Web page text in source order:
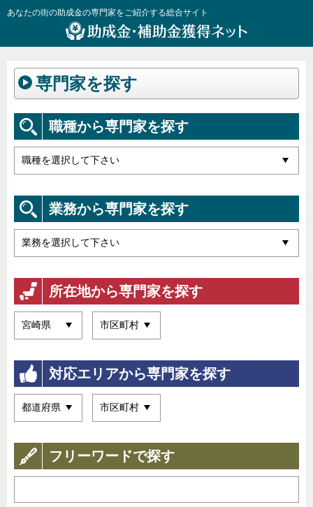
あなたの街の助成金の専門家をご紹介する総合サイト
専門家を探す
職種から専門家を探す
業務から専門家を探す
所在地から専門家を探す
対応エリアから専門家を探す
フリーワードで探す